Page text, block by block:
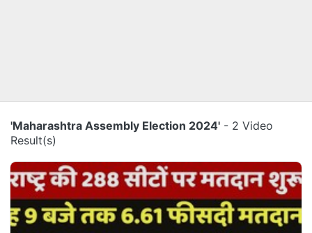
'Maharashtra Assembly Election 2024' - 2 Video
Result(s)